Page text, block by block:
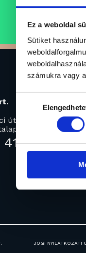
Ez a weboldal
Sütiket
számukra vagy
kiválasztása
karrierjüket.
út 17.
JOGI NYILATKOZAT